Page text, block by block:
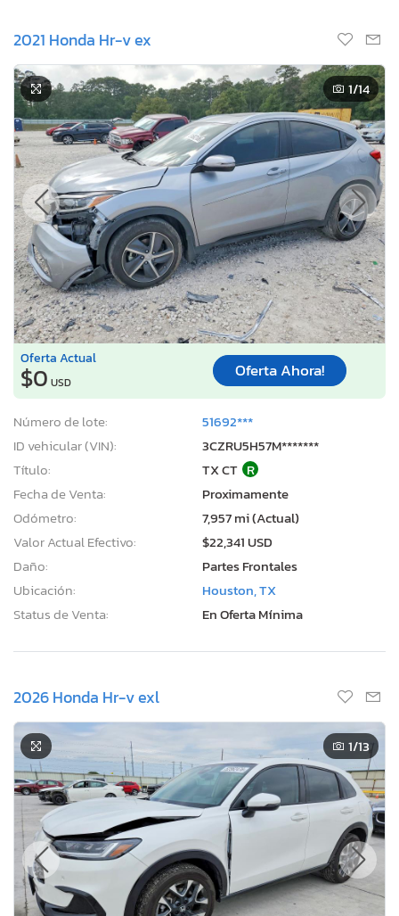
2021 Honda Hr-v ex
1/14
Oferta Actual
$0 USD
Oferta Ahora!
Número de lote:
51692***
ID vehicular (VIN):
3CZRU5H57M*******
Título:
TX CT R
Fecha de Venta:
Proximamente
Odómetro:
7,957 mi (Actual)
Valor Actual Efectivo:
$22,341 USD
Daño:
Partes Frontales
Ubicación:
Houston, TX
Status de Venta:
En Oferta Mínima
2026 Honda Hr-v exl
1/13